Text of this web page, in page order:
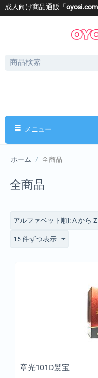
成人向け商品通販「oyosi.com
メニュー
ホーム / 全商品
全商品
アルファベット順l: A から Z
15 件ずつ表示
章光101D髪宝